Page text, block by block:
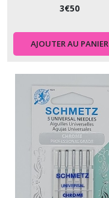
3€50
AJOUTER AU PANIER